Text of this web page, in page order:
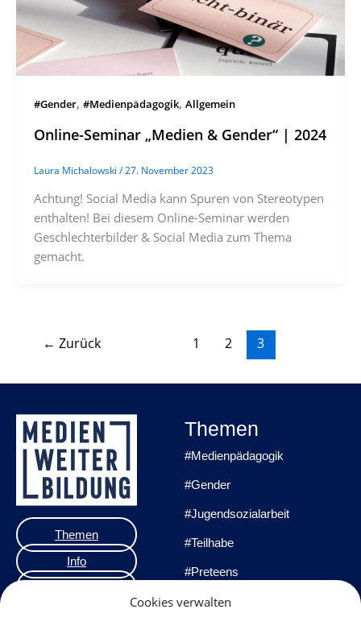
Cookies verwalten
#Gender, #Medienpädagogik, Allgemein
Online-Seminar „Medien & Gender“ | 2024
Laura Michalowski /27. November 2023
Achtung! Social Media kann Spuren von Stereotypen
enthalten! Bei diesem Online-Seminar werden
Geschlechterbilder & Social Media zum Thema
gemacht.
← Zurück 1 2 3
Themen
Info
Themen
#Medienpädagogik
#Gender
#Jugendsozialarbeit
#Teilhabe
#Preteens
#Praxisprojekte